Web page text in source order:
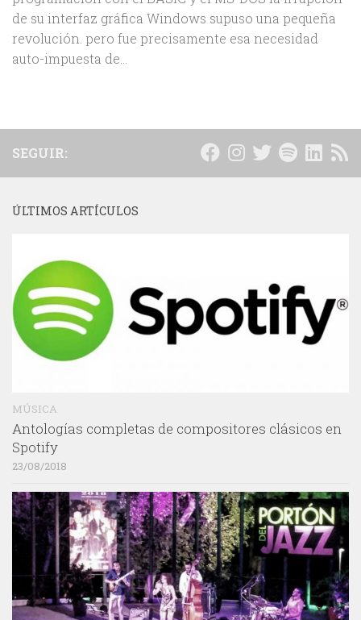
de su interfaz gráfica Windows supuso una pequeña
revolución. pero fue precisamente esa necesidad
auto-impuesta de...
SEGUIR:
ÚLTIMOS ARTÍCULOS
MÚSICA
Antologías completas de compositores clásicos en
Spotify
23/08/2018